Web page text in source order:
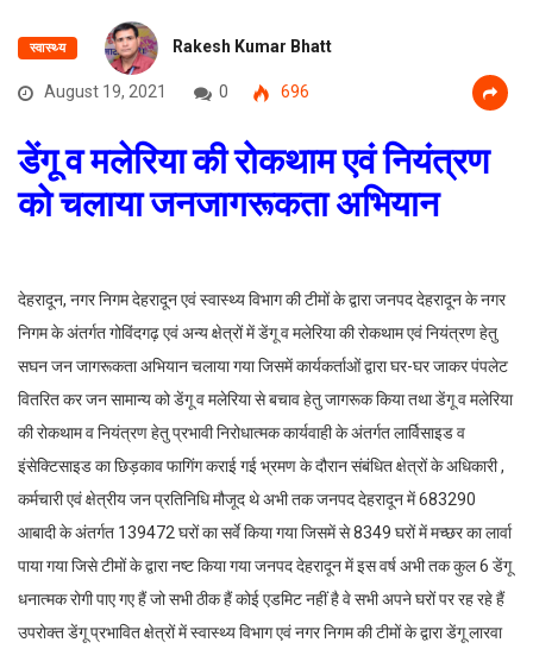
स्वास्थ्य Rakesh Kumar Bhatt
August 19, 2021 0 696
डेंगू व मलेरिया की रोकथाम एवं नियंत्रण
को चलाया जनजागरूकता अभियान
देहरादून, नगर निगम देहरादून एवं स्वास्थ्य विभाग की टीमों के द्वारा जनपद देहरादून के नगर
निगम के अंतर्गत गोविंदगढ़ एवं अन्य क्षेत्रों में डेंगू व मलेरिया की रोकथाम एवं नियंत्रण हेतु
सघन जन जागरूकता अभियान चलाया गया जिसमें कार्यकर्ताओं द्वारा घर-घर जाकर पंपलेट
वितरित कर जन सामान्य को डेंगू व मलेरिया से बचाव हेतु जागरूक किया तथा डेंगू व मलेरिया
की रोकथाम व नियंत्रण हेतु प्रभावी निरोधात्मक कार्यवाही के अंतर्गत लार्विसाइड व
इंसेक्टिसाइड का छिड़काव फागिंग कराई गई भ्रमण के दौरान संबंधित क्षेत्रों के अधिकारी ,
कर्मचारी एवं क्षेत्रीय जन प्रतिनिधि मौजूद थे अभी तक जनपद देहरादून में 683290
आबादी के अंतर्गत 139472 घरों का सर्वे किया गया जिसमें से 8349 घरों में मच्छर का लार्वा
पाया गया जिसे टीमों के द्वारा नष्ट किया गया जनपद देहरादून में इस वर्ष अभी तक कुल 6 डेंगू
धनात्मक रोगी पाए गए हैं जो सभी ठीक हैं कोई एडमिट नहीं है वे सभी अपने घरों पर रह रहे हैं
उपरोक्त डेंगू प्रभावित क्षेत्रों में स्वास्थ्य विभाग एवं नगर निगम की टीमों के द्वारा डेंगू लारवा